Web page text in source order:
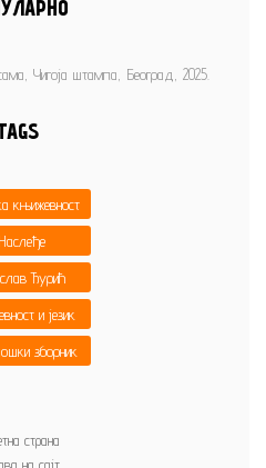
Чигоја штампа, Београд, 2025.
књижевност
Наслеђе
Ђурић
и језик
зборник
страна